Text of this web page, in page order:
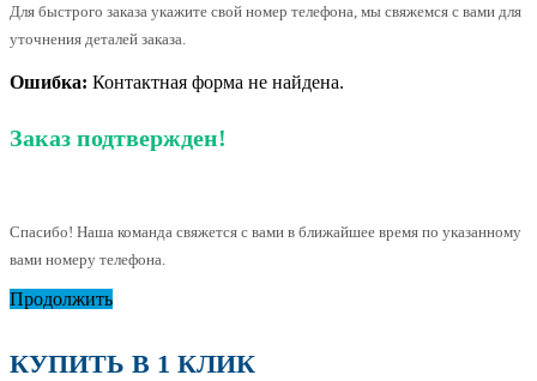
Для быстрого заказа укажите свой номер телефона, мы свяжемся с вами для
уточнения деталей заказа.
Ошибка: Контактная форма не найдена.
Заказ подтвержден!
Спасибо! Наша команда свяжется с вами в ближайшее время по указанному
вами номеру телефона.
Продолжить
КУПИТЬ В 1 КЛИК